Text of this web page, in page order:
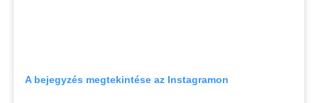
A bejegyzés megtekintése az Instagramon